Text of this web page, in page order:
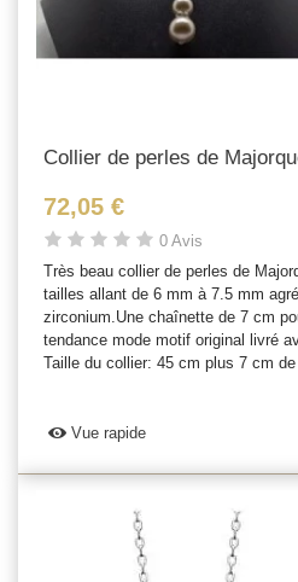
Collier de perles de
72,05 €
0 Avis
Très beau collier de perles de
tailles allant de 6 mm à 7.5 mm
zirconium.Une chaînette de 7 cm
tendance mode motif original livré
Taille du collier: 45 cm plus 7 cm
Vue rapide